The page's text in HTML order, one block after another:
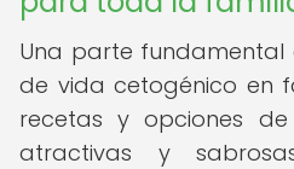
Una parte
de vida cetogénico en
recetas y opciones
atractivas y